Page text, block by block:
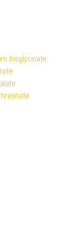
bisglycinate